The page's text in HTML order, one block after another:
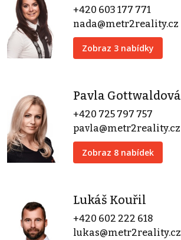
+420 603 177 771
nada@metr2reality.cz
Zobraz 3 nabídky
Pavla Gottwaldová
+420 725 797 757
pavla@metr2reality.cz
Zobraz 8 nabídek
Lukáš Kouřil
+420 602 222 618
lukas@metr2reality.cz